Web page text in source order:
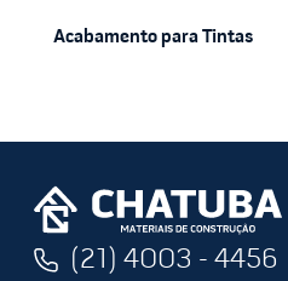
Cobertura Ampla: Com 50
Durabilidade: Fabricado
Perfeito para uso durante
trabalho.
Acabamento para Tintas
(21) 4003 - 4456